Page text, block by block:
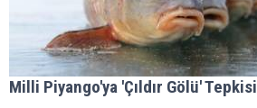
Milli Piyango'ya 'Çıldır Gölü' Tepkisi